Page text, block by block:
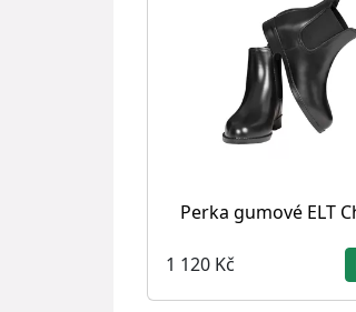
Perka gumové ELT
1 120 Kč